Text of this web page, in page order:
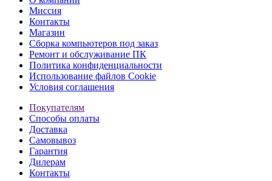
Миссия
Контакты
Магазин
Сборка компьютеров под заказ
Ремонт и обслуживание ПК
Политика конфиденциальности
Использование файлов Cookie
Условия соглашения
Покупателям
Способы оплаты
Доставка
Самовывоз
Гарантия
Дилерам
Контакты